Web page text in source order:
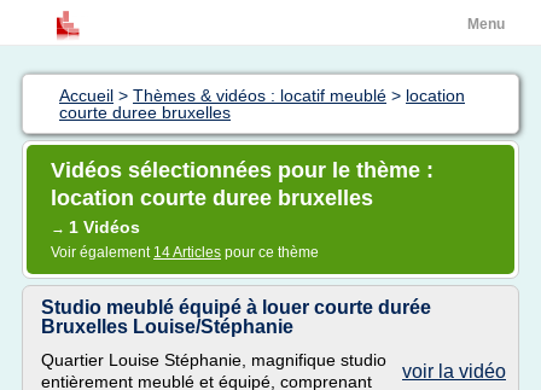
Menu
Accueil > Thèmes & vidéos : locatif meublé > location
courte duree bruxelles
Vidéos sélectionnées pour le thème :
location courte duree bruxelles
→ 1 Vidéos
Voir également 14 Articles pour ce thème
Studio meublé équipé à louer courte durée
Bruxelles Louise/Stéphanie
voir la vidéo
Quartier Louise Stéphanie, magnifique studio
entièrement meublé et équipé, comprenant